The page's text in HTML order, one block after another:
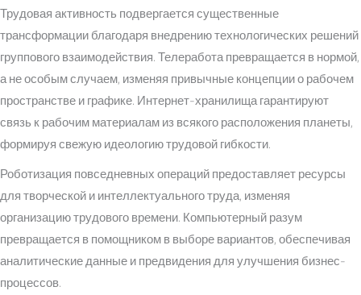
Трудовая активность подвергается существенные
трансформации благодаря внедрению технологических решений
группового взаимодействия. Телеработа превращается в нормой,
а не особым случаем, изменяя привычные концепции о рабочем
пространстве и графике. Интернет-хранилища гарантируют
связь к рабочим материалам из всякого расположения планеты,
формируя свежую идеологию трудовой гибкости.
Роботизация повседневных операций предоставляет ресурсы
для творческой и интеллектуального труда, изменяя
организацию трудового времени. Компьютерный разум
превращается в помощником в выборе вариантов, обеспечивая
аналитические данные и предвидения для улучшения бизнес-
процессов.